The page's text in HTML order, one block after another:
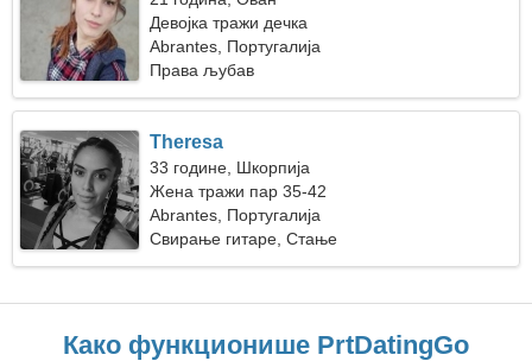
Девојка тражи дечка
Abrantes, Португалија
Права љубав
Theresa
33 године, Шкорпија
Жена тражи пар 35-42
Abrantes, Португалија
Свирање гитаре, Стање
Како функционише PrtDatingGo